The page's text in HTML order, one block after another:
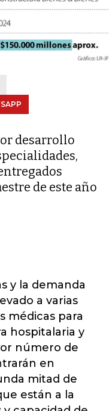
desarrollo
de este año
y la demanda
a varias
médicas para
hospitalaria y
número de
en
mitad de
están a la